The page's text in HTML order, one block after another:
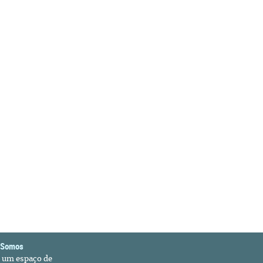
um espaço de